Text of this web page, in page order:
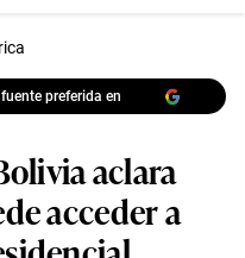
preferida en
aclara
acceder a